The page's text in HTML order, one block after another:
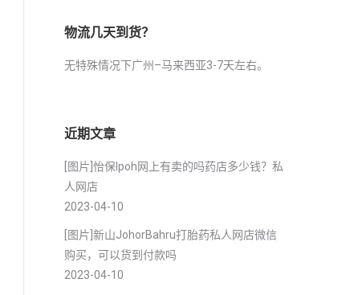
物流几天到货？
无特殊情况下广州–马来西亚3-7天左右。
近期文章
[图片]怡保lpoh网上有卖的吗药店多少钱？私
人网店
2023-04-10
[图片]新山JohorBahru打胎药私人网店微信
购买，可以货到付款吗
2023-04-10